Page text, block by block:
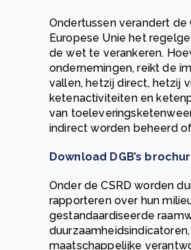
Ondertussen verandert
Europese Unie het
de wet te verankeren.
ondernemingen, reikt de
vallen, hetzij direct, hetzij
ketenactiviteiten en
van
indirect worden beheerd
Download DGB’s
Onder de CSRD worden
rapporteren over hun
gestandaardiseerde
maatschappelijke